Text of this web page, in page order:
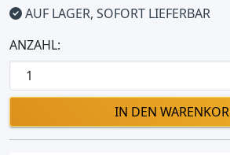
AUF LAGER, SOFORT LIEFERBAR
ANZAHL:
IN DEN